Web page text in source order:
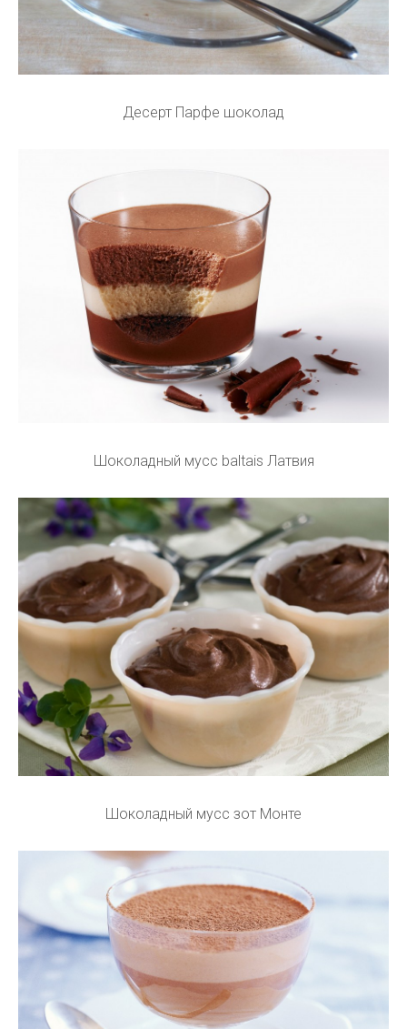
Десерт Парфе шоколад
Шоколадный мусс baltais Латвия
Шоколадный мусс зот Монте